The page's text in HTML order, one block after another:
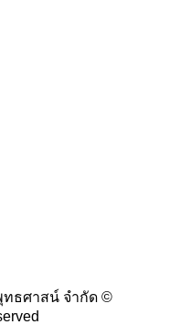
ทธศาสน์ จำกัด ©